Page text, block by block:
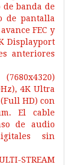
banda de
de pantalla
FEC y
Displayport
anteriores
4K Ultra
(Full HD) con
El cable
de audio
sin
STREAM